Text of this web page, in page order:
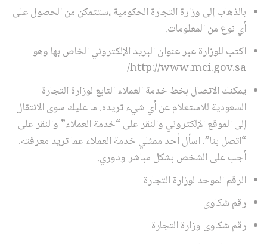
بالذهاب إلى وزارة التجارة الحكومية ،ستتمكن من الحصول على
أي نوع من المعلومات.
اكتب للوزارة عبر عنوان البريد الإلكتروني الخاص بها وهو
http://www.mci.gov.sa/
يمكنك الاتصال بخط خدمة العملاء التابع لوزارة التجارة
السعودية للاستعلام عن أي شيء تريده. ما عليك سوى الانتقال
إلى الموقع الإلكتروني والنقر على “خدمة العملاء” والنقر على
“اتصل بنا”. اسأل أحد ممثلي خدمة العملاء عما تريد معرفته.
أجب على الشخص بشكل مباشر ودوري.
الرقم الموحد لوزارة التجارة
رقم شكاوى
رقم شكاوى وزارة التجارة